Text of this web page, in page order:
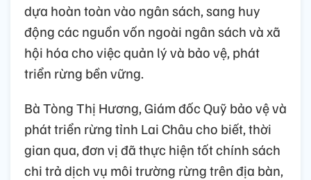
dựa hoàn toàn vào ngân sách, sang huy
động các nguồn vốn ngoài ngân sách và xã
hội hóa cho việc quản lý và bảo vệ, phát
triển rừng bền vững.
Bà Tòng Thị Hương, Giám đốc Quỹ bảo vệ và
phát triển rừng tỉnh Lai Châu cho biết, thời
gian qua, đơn vị đã thực hiện tốt chính sách
chi trả dịch vụ môi trường rừng trên địa bàn,